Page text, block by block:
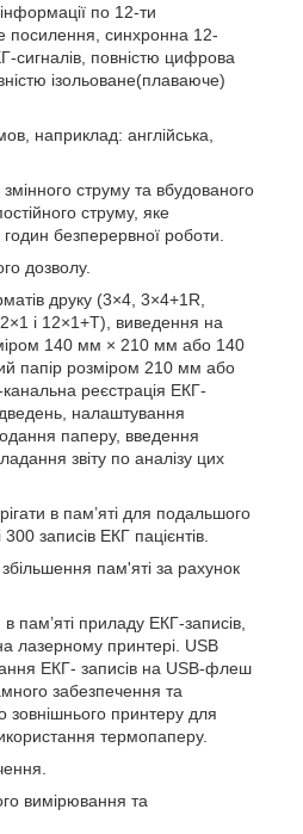
по 12-ти
посилення, синхронна 12-
сигналів, повністю цифрова
ізольоване(плаваюче)
наприклад: англійська,
струму та вбудованого
струму, яке
безперервної роботи.
дозволу.
друку (3×4, 3×4+1R,
і 12×1+T), виведення на
140 мм × 210 мм або 140
папір розміром 210 мм або
реєстрація ЕКГ-
налаштування
паперу, введення
звіту по аналізу цих
в пам’яті для подальшого
записів ЕКГ пацієнтів.
пам'яті за рахунок
пам’яті приладу ЕКГ-записів,
лазерному принтері. USB
ЕКГ- записів на USB-флеш
забезпечення та
зовнішнього принтеру для
термопаперу.
вимірювання та